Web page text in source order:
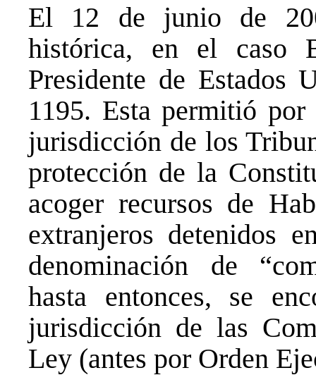
El 12 de junio de
histórica, en el caso
Presidente de Estados
1195. Esta permitió
jurisdicción de los
protección de la
acoger recursos de
extranjeros detenidos
denominación de
hasta entonces, se
jurisdicción de las
Ley (antes por Orden